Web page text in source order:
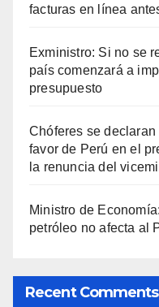
facturas en línea
Exministro: Si no se
país comenzará a
presupuesto
Chóferes se
favor de Perú en el
la renuncia del
Ministro de
petróleo no afecta al
Recent Comments